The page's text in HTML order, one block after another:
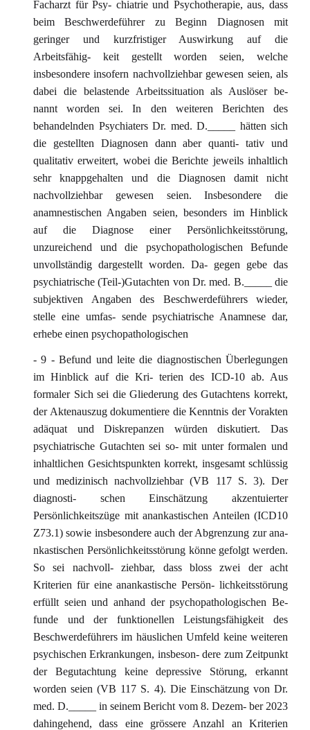
Facharzt für Psy- chiatrie und Psychotherapie, aus, dass
beim Beschwerdeführer zu Beginn Diagnosen mit
geringer und kurzfristiger Auswirkung auf die
Arbeitsfähig- keit gestellt worden seien, welche
insbesondere insofern nachvollziehbar gewesen seien, als
dabei die belastende Arbeitssituation als Auslöser be-
nannt worden sei. In den weiteren Berichten des
behandelnden Psychiaters Dr. med. D._____ hätten sich
die gestellten Diagnosen dann aber quanti- tativ und
qualitativ erweitert, wobei die Berichte jeweils inhaltlich
sehr knappgehalten und die Diagnosen damit nicht
nachvollziehbar gewesen seien. Insbesondere die
anamnestischen Angaben seien, besonders im Hinblick
auf die Diagnose einer Persönlichkeitsstörung,
unzureichend und die psychopathologischen Befunde
unvollständig dargestellt worden. Da- gegen gebe das
psychiatrische (Teil-)Gutachten von Dr. med. B._____ die
subjektiven Angaben des Beschwerdeführers wieder,
stelle eine umfas- sende psychiatrische Anamnese dar,
erhebe einen psychopathologischen
- 9 - Befund und leite die diagnostischen Überlegungen
im Hinblick auf die Kri- terien des ICD-10 ab. Aus
formaler Sich sei die Gliederung des Gutachtens korrekt,
der Aktenauszug dokumentiere die Kenntnis der Vorakten
adäquat und Diskrepanzen würden diskutiert. Das
psychiatrische Gutachten sei so- mit unter formalen und
inhaltlichen Gesichtspunkten korrekt, insgesamt schlüssig
und medizinisch nachvollziehbar (VB 117 S. 3). Der
diagnosti- schen Einschätzung akzentuierter
Persönlichkeitszüge mit anankastischen Anteilen (ICD10
Z73.1) sowie insbesondere auch der Abgrenzung zur ana-
nkastischen Persönlichkeitsstörung könne gefolgt werden.
So sei nachvoll- ziehbar, dass bloss zwei der acht
Kriterien für eine anankastische Persön- lichkeitsstörung
erfüllt seien und anhand der psychopathologischen Be-
funde und der funktionellen Leistungsfähigkeit des
Beschwerdeführers im häuslichen Umfeld keine weiteren
psychischen Erkrankungen, insbeson- dere zum Zeitpunkt
der Begutachtung keine depressive Störung, erkannt
worden seien (VB 117 S. 4). Die Einschätzung von Dr.
med. D._____ in seinem Bericht vom 8. Dezem- ber 2023
dahingehend, dass eine grössere Anzahl an Kriterien